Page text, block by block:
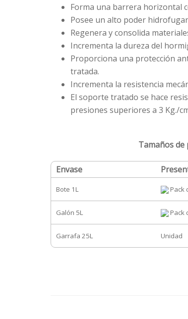
Forma una barrera horizontal
Posee un alto poder
Regenera y consolida
Incrementa la dureza del
Proporciona una protección
tratada.
Incrementa la resistencia
El soporte tratado se hace
presiones superiores a 3 Kg./
Tamaños
Envase
Bote 1L Pack
Galón 5L Pack
Garrafa 25L Unidad